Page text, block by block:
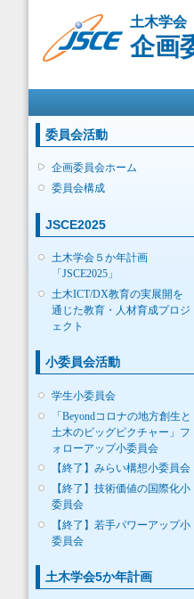
土木学会
企画
委員会活動
企画委員会ホーム
委員会構成
JSCE2025
土木学会５か年計画
「JSCE2025」
土木ICT/DX教育の実展開を
通じた教育・人材育成プロジ
ェクト
小委員会活動
学生小委員会
「Beyondコロナの地方創生と
土木のビッグピクチャー」フ
ォローアップ小委員会
【終了】みらい構想小委員会
【終了】技術価値の国際化小
委員会
【終了】若手パワーアップ小
委員会
土木学会5か年計画